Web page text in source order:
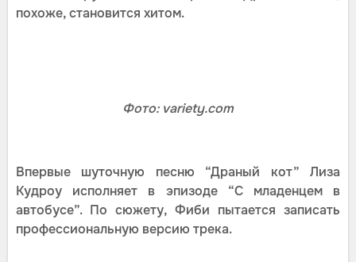
похоже, становится хитом.
Фото: variety.com
Впервые шуточную песню “Драный кот” Лиза
Кудроу исполняет в эпизоде “С младенцем в
автобусе”. По сюжету, Фиби пытается записать
профессиональную версию трека.